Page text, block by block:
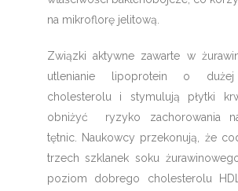
na mikroflorę jelitową.
Związki aktywne zawarte w
utlenianie lipoprotein o dużej
cholesterolu i stymulują płytki
obniżyć ryzyko zachorowania
tętnic. Naukowcy przekonują, że
trzech szklanek soku
poziom dobrego cholesterolu